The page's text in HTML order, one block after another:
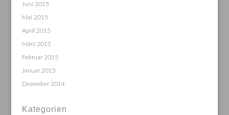
Juni 2015
Mai 2015
April 2015
März 2015
Februar 2015
Januar 2015
Dezember 2014
Kategorien